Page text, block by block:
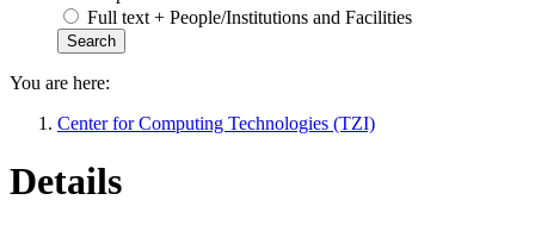
Full text + People/Institutions and Facilities
You are here:
Center for Computing Technologies (TZI)
Details